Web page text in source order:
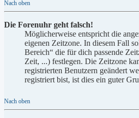
Nach oben
Die Forenuhr geht falsch!
Möglicherweise entspricht die
eigenen Zeitzone. In diesem Fall
Bereich“ die für dich passende
Zeit, ...) festlegen. Die Zeitzone
registrierten Benutzern geändert
registriert bist, ist dies ein guter
Nach oben